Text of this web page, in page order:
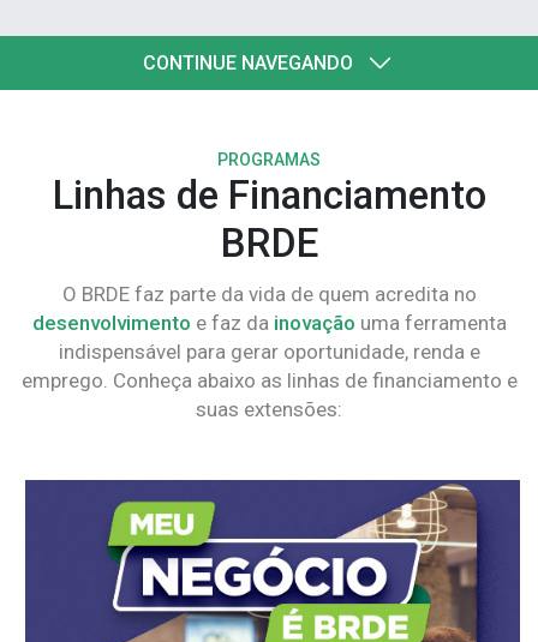
CONTINUE NAVEGANDO
PROGRAMAS
Linhas de Financiamento
BRDE
O BRDE faz parte da vida de quem acredita no
desenvolvimento e faz da inovação uma ferramenta
indispensável para gerar oportunidade, renda e
emprego. Conheça abaixo as linhas de financiamento e
suas extensões: